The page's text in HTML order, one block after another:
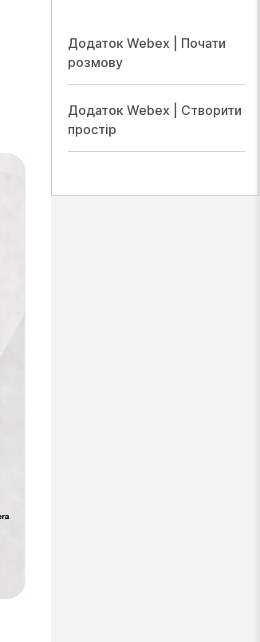
Додаток Webex | Почати
розмову
Додаток Webex | Створити
простір